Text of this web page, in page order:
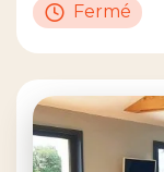
Fermé